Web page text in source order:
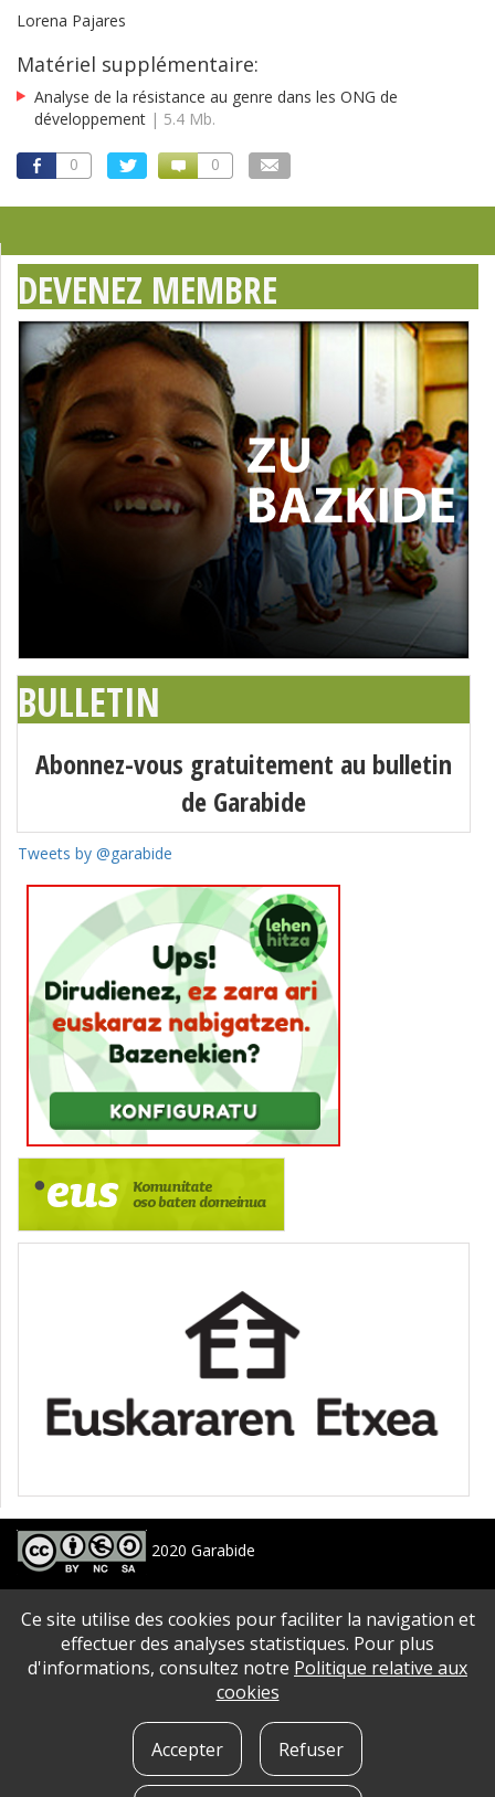
Lorena Pajares
Matériel supplémentaire:
Analyse de la résistance au genre dans les ONG de
développement | 5.4 Mb.
0 0
DEVENEZ MEMBRE
BULLETIN
Abonnez-vous gratuitement au bulletin
de Garabide
Tweets by @garabide
2020 Garabide
688 63 24 33 / 943 250 397
garabide[arroba]garabide[puntu]eus
PLAN DU SITE | ACCESSIBILITé | AVERTISSEMENT | POLITIQUE DE CONFIDENTIALITé |
Ce site utilise des cookies pour faciliter la navigation et
effectuer des analyses statistiques. Pour plus
d'informations, consultez notre Politique relative aux
cookies
Accepter Refuser